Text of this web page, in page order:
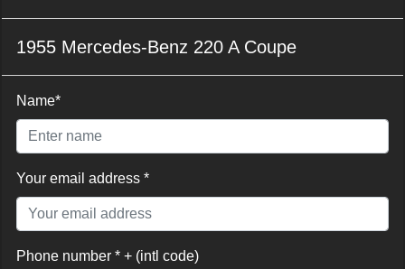
1955 Mercedes-Benz 220 A Coupe
Name*
Your email address *
Phone number * + (intl code)